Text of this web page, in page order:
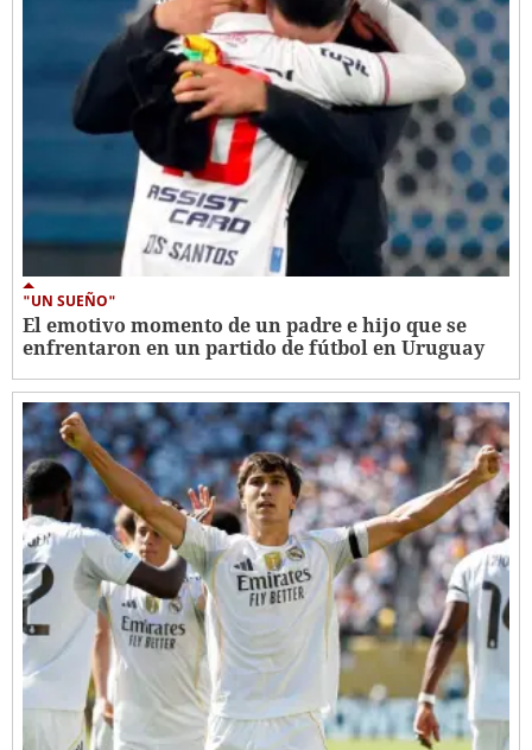
"UN SUEÑO"
El emotivo momento de un padre e hijo que se
enfrentaron en un partido de fútbol en Uruguay